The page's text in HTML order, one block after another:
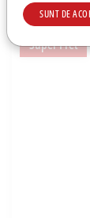
SUNT DE
Super Pret